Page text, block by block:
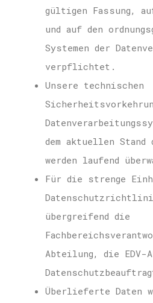
gültigen Fassung,
und auf den
Systemen der
verpflichtet.
Unsere technischen
dem aktuellen Stand
werden laufend
Für die strenge
übergreifend die
Abteilung, die EDV-
Überlieferte Daten